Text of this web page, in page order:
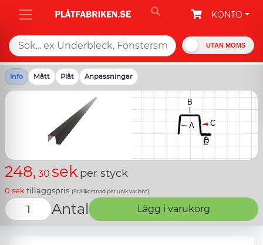
KONTO
UTAN MOMS
Info Mått Plåt Anpassningar
248, 30 sekper styck
0 sek tilläggspris (Ställkostnad per unik variant)
Antal Lägg i varukorg